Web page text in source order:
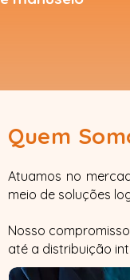
Quem
Atuamos no
meio de soluções
Nosso
até a distribuição